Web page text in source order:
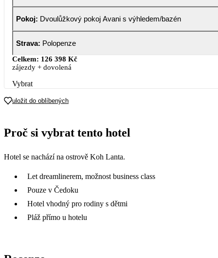
Pokoj: Dvoulůžkový pokoj Avani s výhledem/bazén
Strava: Polopenze
Celkem: 126 398 Kč
zájezdy + dovolená
Vybrat
uložit do oblíbených
Proč si vybrat tento hotel
Hotel se nachází na ostrově Koh Lanta.
Let dreamlinerem, možnost business class
Pouze v Čedoku
Hotel vhodný pro rodiny s dětmi
Pláž přímo u hotelu